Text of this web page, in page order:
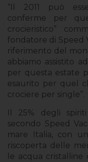
“Il 2011 può
conferme per
crocieristico”
fondatore di Speed
riferimento del
abbiamo assistito
per questa estate
esaurito per quel
crociere per single”.
Il 25% degli
secondo Speed
mare Italia, con
riscoperta delle
le acqua